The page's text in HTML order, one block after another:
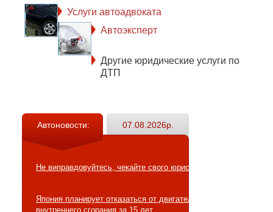
Услуги автоадвоката
Автоэксперт
Другие юридические услуги по
ДТП
Автоновости: 07.08.2026р.
Не виправдовуйтесь, чекайте свого юриста
Япония планирует отказаться от двигателей
внутреннего сгорания за 15 лет